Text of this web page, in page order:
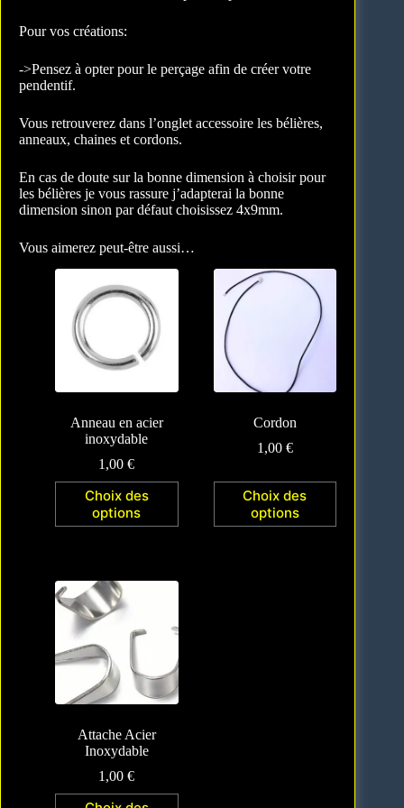
Pour vos créations:
->Pensez à opter pour le perçage afin de créer votre
pendentif.
Vous retrouverez dans l’onglet accessoire les bélières,
anneaux, chaines et cordons.
En cas de doute sur la bonne dimension à choisir pour
les bélières je vous rassure j’adapterai la bonne
dimension sinon par défaut choisissez 4x9mm.
Vous aimerez peut-être aussi…
Anneau en acier
inoxydable
1,00€
Choix des
options
Cordon
1,00 €
Choix des
options
Attache Acier
Inoxydable
1,00€